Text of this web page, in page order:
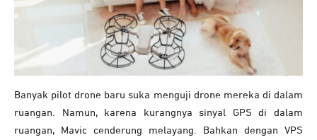
Banyak pilot drone baru suka menguji drone mereka di dalam
ruangan. Namun, karena kurangnya sinyal GPS di dalam
ruangan, Mavic cenderung melayang. Bahkan dengan VPS